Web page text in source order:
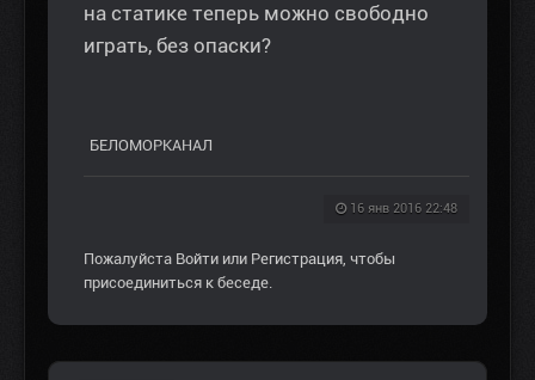
на статике теперь можно свободно
играть, без опаски?
БЕЛОМОРКАНАЛ
16 янв 2016 22:48
Пожалуйста Войти или Регистрация, чтобы
присоединиться к беседе.